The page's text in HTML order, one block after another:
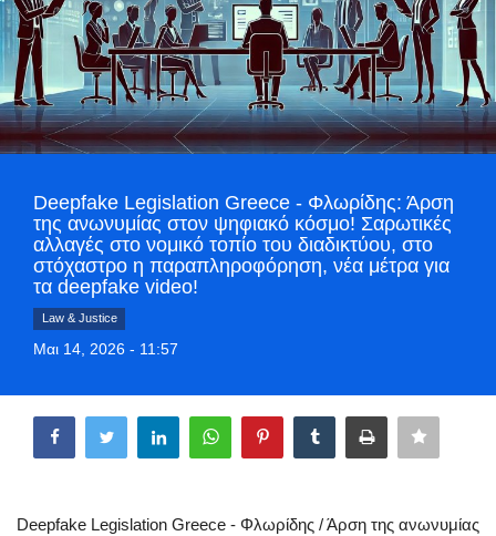
Business
Travel
World
Greece
Style Adorés
Entertainment
Mykonos
Deepfake Legislation Greece - Φλωρίδης: Άρση
της ανωνυμίας στον ψηφιακό κόσμο! Σαρωτικές
αλλαγές στο νομικό τοπίο του διαδικτύου, στο
στόχαστρο η παραπληροφόρηση, νέα μέτρα για
τα deepfake video!
Law & Justice
Μαι 14, 2026 - 11:57
Deepfake Legislation Greece - Φλωρίδης / Άρση της ανωνυμίας